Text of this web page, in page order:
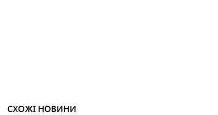
СХОЖІ НОВИНИ